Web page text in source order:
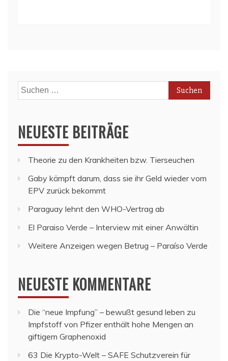
Suchen
nach:
NEUESTE BEITRÄGE
Theorie zu den Krankheiten bzw. Tierseuchen
Gaby kämpft darum, dass sie ihr Geld wieder vom
EPV zurück bekommt
Paraguay lehnt den WHO-Vertrag ab
El Paraiso Verde – Interview mit einer Anwältin
Weitere Anzeigen wegen Betrug – Paraíso Verde
NEUESTE KOMMENTARE
Die “neue Impfung” – bewußt gesund leben zu
Impfstoff von Pfizer enthält hohe Mengen an
giftigem Graphenoxid
63 Die Krypto-Welt – SAFE Schutzverein für